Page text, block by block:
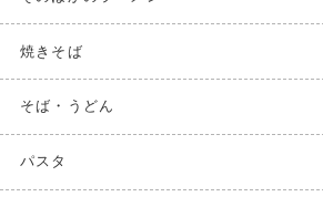
焼きそば
そば・うどん
パスタ